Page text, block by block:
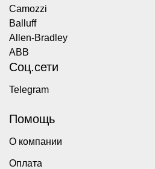
Camozzi
Balluff
Allen-Bradley
ABB
Соц.сети
Telegram
Помощь
О компании
Оплата